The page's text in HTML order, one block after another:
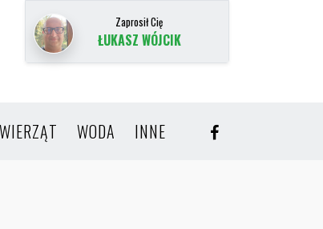
Zaprosił Cię
ŁUKASZ WÓJCIK
WODA INNE